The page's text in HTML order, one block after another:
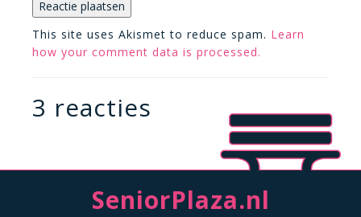
This site uses Akismet to reduce spam. Learn
how your comment data is processed.
3 reacties
SeniorPlaza.nl